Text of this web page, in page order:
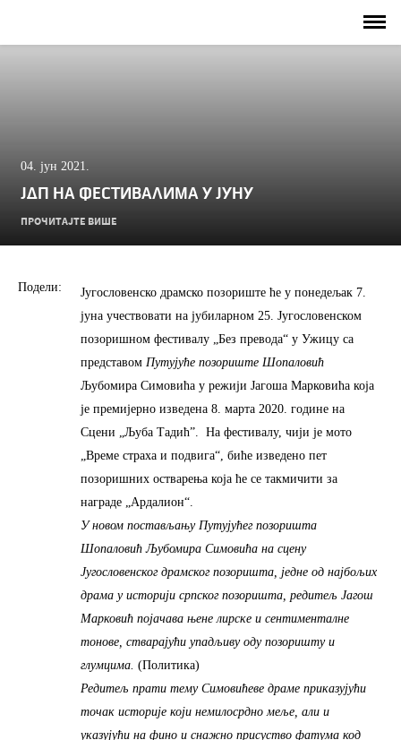
04. јун 2021.
ЈДП НА ФЕСТИВАЛИМА У ЈУНУ
ПРОЧИТАЈТЕ ВИШЕ
Подели:
Југословенско драмско позориште ће у понедељак 7.
јуна учествовати на јубиларном 25. Југословенском
позоришном фестивалу „Без превода“ у Ужицу са
представом Путујуће позориште Шопаловић
Љубомира Симовића у режији Јагоша Марковића која
је премијерно изведена 8. марта 2020. године на
Сцени „Љуба Тадић”. На фестивалу, чији је мото
„Време страха и подвига“, биће изведено пет
позоришних остварења која ће се такмичити за
награде „Ардалион“.
У новом постављању Путујућег позоришта
Шопаловић Љубомира Симовића на сцену
Југословенског драмског позоришта, једне од најбољих
драма у историји српског позоришта, редитељ Јагош
Марковић појачава њене лирске и сентименталне
тонове, стварајући упадљиву оду позоришту и
глумцима. (Политика)
Редитељ прати тему Симовићеве драме приказујући
точак историје који немилосрдно меље, али и
указујући на фино и снажно присуство фатума код